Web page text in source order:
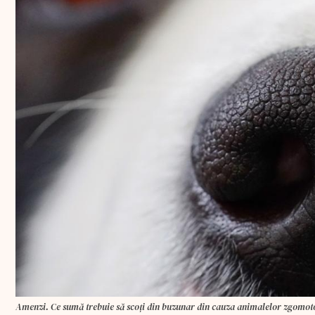
Amenzi. Ce sumă trebuie să scoţi din buzunar din cauza animalelor